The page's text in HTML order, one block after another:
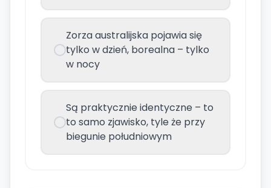
Zorza australijska pojawia się
tylko w dzień, borealna – tylko
w nocy
Są praktycznie identyczne – to
to samo zjawisko, tyle że przy
biegunie południowym